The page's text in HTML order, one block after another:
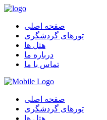
صفحه اصلی
تورهای گردشگری
هتل ها
درباره ما
تماس با ما
صفحه اصلی
تورهای گردشگری
هتل ها